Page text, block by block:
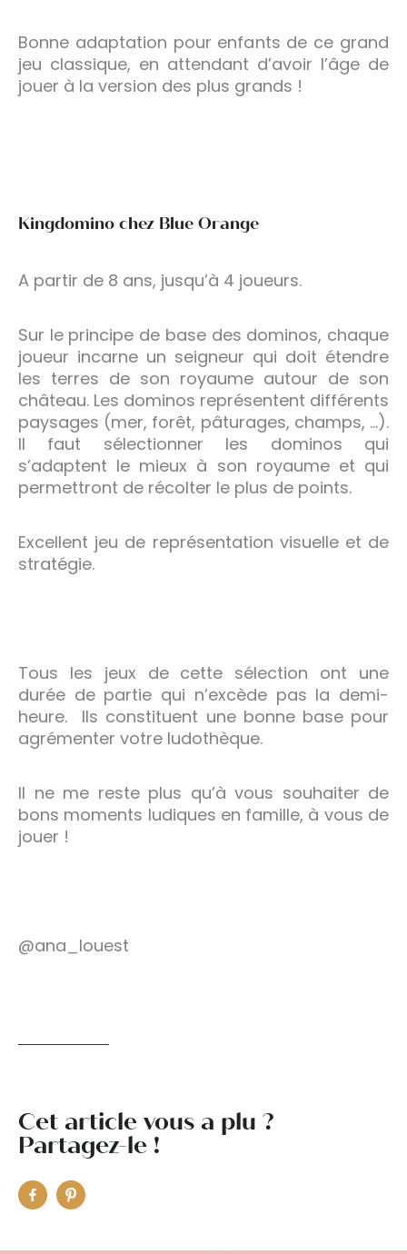
Bonne adaptation pour enfants de ce grand
jeu classique, en attendant d’avoir l’âge de
jouer à la version des plus grands !
Kingdomino chez Blue Orange
A partir de 8 ans, jusqu’à 4 joueurs.
Sur le principe de base des dominos, chaque
joueur incarne un seigneur qui doit étendre
les terres de son royaume autour de son
château. Les dominos représentent différents
paysages (mer, forêt, pâturages, champs, …).
Il faut sélectionner les dominos qui
s’adaptent le mieux à son royaume et qui
permettront de récolter le plus de points.
Excellent jeu de représentation visuelle et de
stratégie.
Tous les jeux de cette sélection ont une
durée de partie qui n’excède pas la demi-
heure. Ils constituent une bonne base pour
agrémenter votre ludothèque.
Il ne me reste plus qu’à vous souhaiter de
bons moments ludiques en famille, à vous de
jouer !
@ana_louest
Cet article vous a plu ?
Partagez-le !